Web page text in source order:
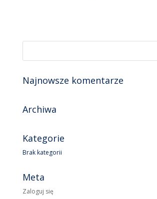
Najnowsze komentarze
Archiwa
Kategorie
Brak kategorii
Meta
Zaloguj się